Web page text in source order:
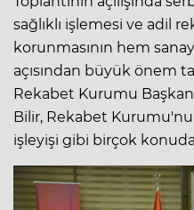
sağlıklı işlemesi ve adil
korunmasının hem
açısından büyük önem
Rekabet Kurumu Başkan
Bilir, Rekabet
işleyişi gibi birçok